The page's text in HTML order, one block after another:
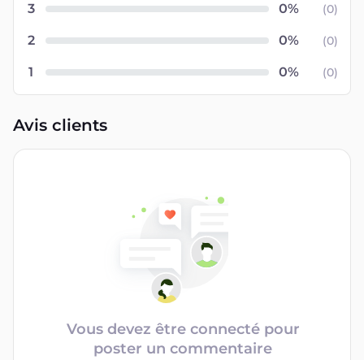
3 (0)
2 (0)
1 (0)
Avis clients
Vous devez être connecté pour
poster un commentaire